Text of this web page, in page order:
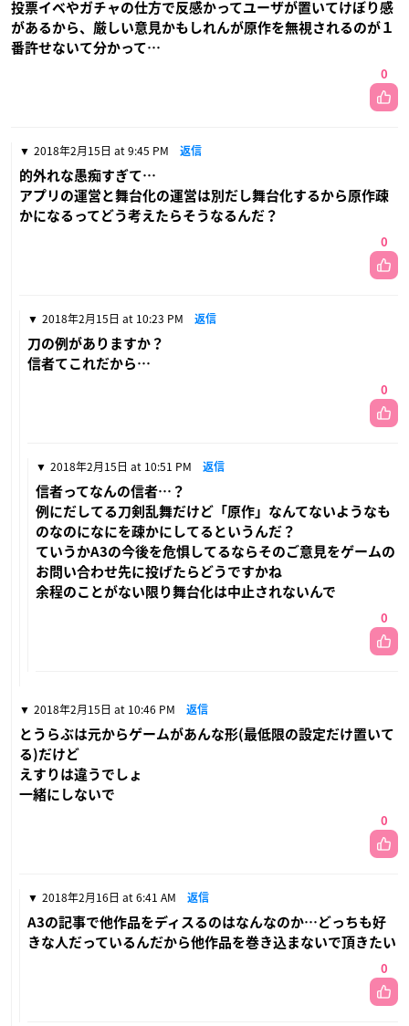
投票イベやガチャの仕方で反感かってユーザが置いてけぼり感
があるから、厳しい意見かもしれんが原作を無視されるのが１
番許せないて分かって…
0
2018年2月15日 at 9:45 PM 返信
的外れな愚痴すぎて…
アプリの運営と舞台化の運営は別だし舞台化するから原作疎
かになるってどう考えたらそうなるんだ？
0
2018年2月15日 at 10:23 PM 返信
刀の例がありますか？
信者てこれだから…
0
2018年2月15日 at 10:51 PM 返信
信者ってなんの信者…？
例にだしてる刀剣乱舞だけど「原作」なんてないようなも
のなのになにを疎かにしてるというんだ？
ていうかA3の今後を危惧してるならそのご意見をゲームの
お問い合わせ先に投げたらどうですかね
余程のことがない限り舞台化は中止されないんで
0
2018年2月15日 at 10:46 PM 返信
とうらぶは元からゲームがあんな形(最低限の設定だけ置いて
る)だけど
えすりは違うでしょ
一緒にしないで
0
2018年2月16日 at 6:41 AM 返信
A3の記事で他作品をディスるのはなんなのか…どっちも好
きな人だっているんだから他作品を巻き込まないで頂きたい
0